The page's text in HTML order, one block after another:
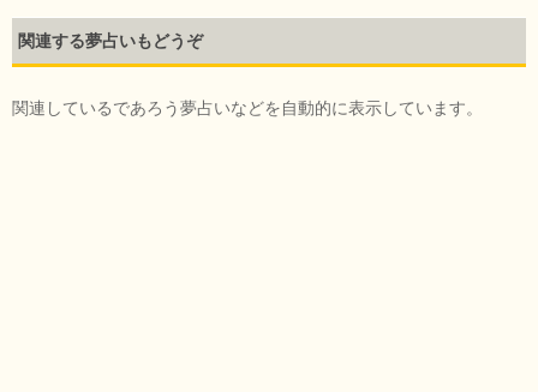
関連する夢占いもどうぞ
関連しているであろう夢占いなどを自動的に表示しています。